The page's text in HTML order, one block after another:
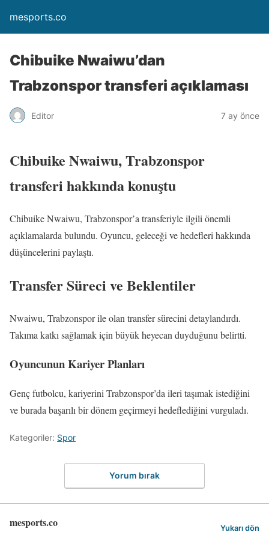
mesports.co
Chibuike Nwaiwu’dan
Trabzonspor transferi açıklaması
Editor 7 ay önce
Chibuike Nwaiwu, Trabzonspor
transferi hakkında konuştu
Chibuike Nwaiwu, Trabzonspor’a transferiyle ilgili önemli
açıklamalarda bulundu. Oyuncu, geleceği ve hedefleri hakkında
düşüncelerini paylaştı.
Transfer Süreci ve Beklentiler
Nwaiwu, Trabzonspor ile olan transfer sürecini detaylandırdı.
Takıma katkı sağlamak için büyük heyecan duyduğunu belirtti.
Oyuncunun Kariyer Planları
Genç futbolcu, kariyerini Trabzonspor’da ileri taşımak istediğini
ve burada başarılı bir dönem geçirmeyi hedeflediğini vurguladı.
Kategoriler: Spor
Yorum bırak
mesports.co Yukarı dön